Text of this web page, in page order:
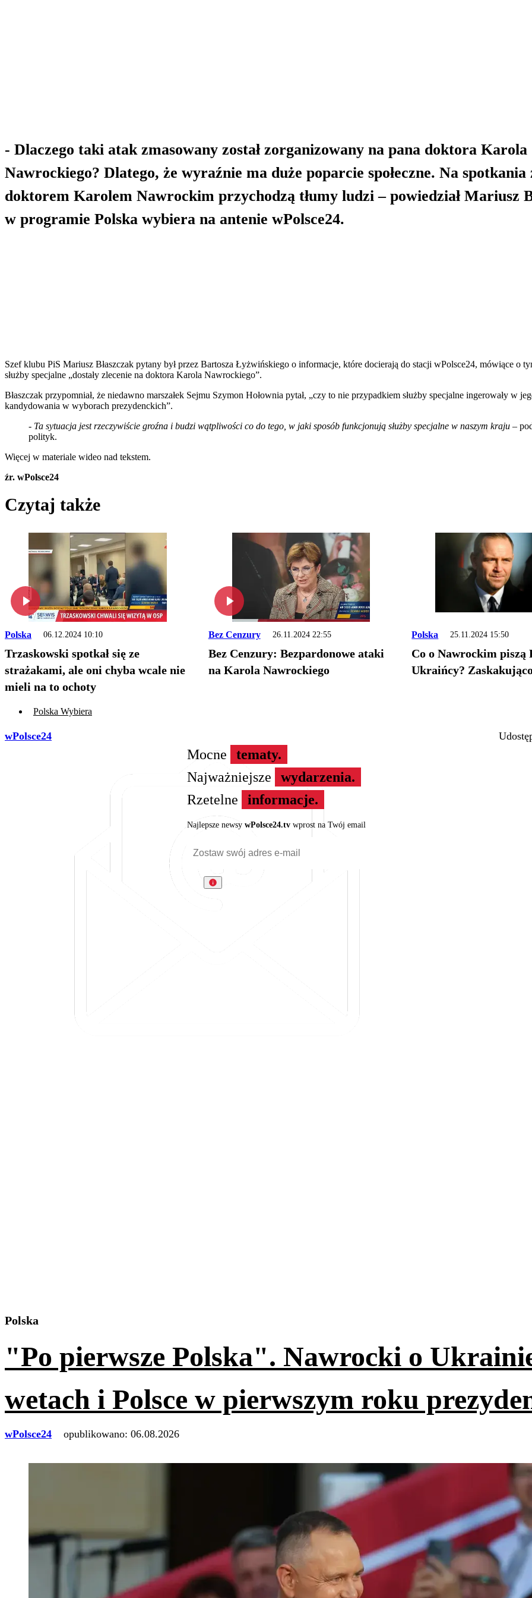
- Dlaczego taki atak zmasowany został zorganizowany na pana doktora Karola
Nawrockiego? Dlatego, że wyraźnie ma duże poparcie społeczne. Na spotkania
doktorem Karolem Nawrockim przychodzą tłumy ludzi – powiedział Mariusz
w programie Polska wybiera na antenie wPolsce24.
Szef klubu PiS Mariusz Błaszczak pytany był przez Bartosza Łyżwińskiego o informacje, które docierają do stacji wPolsce24, mówiące o
służby specjalne „dostały zlecenie na doktora Karola Nawrockiego”.
Błaszczak przypomniał, że niedawno marszałek Sejmu Szymon Hołownia pytał, „czy to nie przypadkiem służby specjalne ingerowały w
kandydowania w wyborach prezydenckich”.
- Ta sytuacja jest rzeczywiście groźna i budzi wątpliwości co do tego, w jaki sposób funkcjonują służby specjalne w naszym kraju –
polityk.
Więcej w materiale wideo nad tekstem.
źr. wPolsce24
Czytaj także
Polska 06.12.2024 10:10
Trzaskowski spotkał się ze
strażakami, ale oni chyba wcale nie
mieli na to ochoty
Bez Cenzury 26.11.2024 22:55
Bez Cenzury: Bezpardonowe ataki
na Karola Nawrockiego
Polska 25.11.2024 15:50
Co o Nawrockim piszą
Ukraińcy?
Polska Wybiera
wPolsce24
Mocne
tematy.
Najważniejsze
wydarzenia.
Rzetelne
informacje.
Najlepsze newsy wPolsce24.tvwprost na Twój email
Polska
"Po pierwsze Polska". Nawrocki o
wetach i Polsce w pierwszym roku
wPolsce24 opublikowano: 06.08.2026